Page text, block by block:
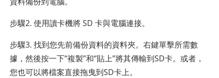
步驟2. 使用讀卡機將 SD 卡與電腦連接。
步驟3. 找到您先前備份資料的資料夾。右鍵單擊所需數
據，然後按一下“複製”和“貼上”將其傳輸到SD卡。或者，
您也可以將檔案直接拖曳到SD卡上。